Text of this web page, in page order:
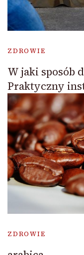
ZDROWIE
W jaki sposób
Praktyczny
ZDROWIE